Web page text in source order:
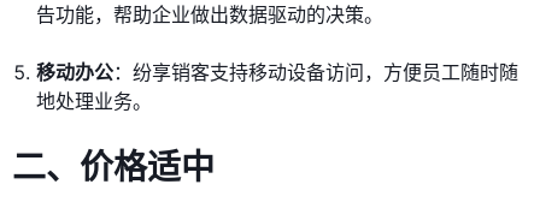
告功能，帮助企业做出数据驱动的决策。
移动办公：纷享销客支持移动设备访问，方便员工随时随
地处理业务。
二、价格适中